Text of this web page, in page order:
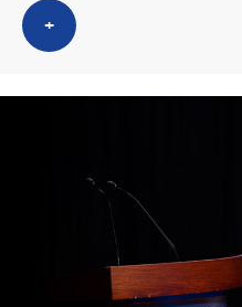
l
a
a
t
o
A
o
r
+